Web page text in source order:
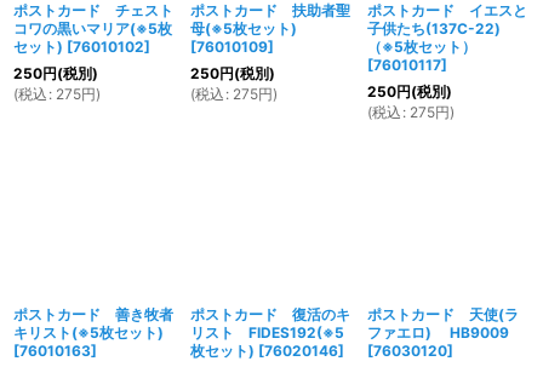
ポストカード チェスト
コワの黒いマリア(※5枚
セット) [76010102]
250円(税別)
(税込 : 275円)
ポストカード 扶助者聖
母(※5枚セット)
[76010109]
250円(税別)
(税込 : 275円)
ポストカード イエスと
子供たち(137C-22)
（※5枚セット）
[76010117]
250円(税別)
(税込 : 275円)
ポストカード 善き牧者
キリスト(※5枚セット)
[76010163]
ポストカード 復活のキ
リスト FIDES192(※5
枚セット) [76020146]
ポストカード 天使(ラ
ファエロ) HB9009
[76030120]